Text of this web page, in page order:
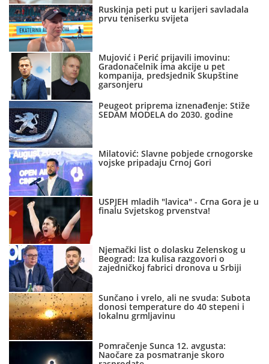
Ruskinja peti put u karijeri savladala
prvu teniserku svijeta
Mujović i Perić prijavili imovinu:
Gradonačelnik ima akcije u pet
kompanija, predsjednik Skupštine
garsonjeru
Peugeot priprema iznenađenje: Stiže
SEDAM MODELA do 2030. godine
Milatović: Slavne pobjede crnogorske
vojske pripadaju Crnoj Gori
USPJEH mladih "lavica" - Crna Gora je u
finalu Svjetskog prvenstva!
Njemački list o dolasku Zelenskog u
Beograd: Iza kulisa razgovori o
zajedničkoj fabrici dronova u Srbiji
Sunčano i vrelo, ali ne svuda: Subota
donosi temperature do 40 stepeni i
lokalnu grmljavinu
Pomračenje Sunca 12. avgusta:
Naočare za posmatranje skoro